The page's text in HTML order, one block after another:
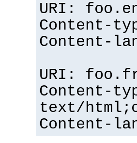
URI:
Content-
Content-
URI:
Content-
text/
Content-